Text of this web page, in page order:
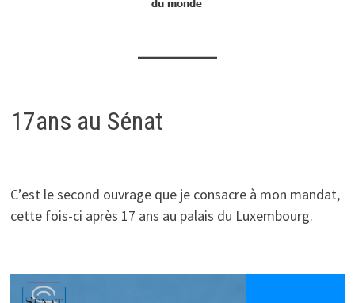
17ans au Sénat
C’est le second ouvrage que je consacre à mon mandat,
cette fois-ci après 17 ans au palais du Luxembourg.